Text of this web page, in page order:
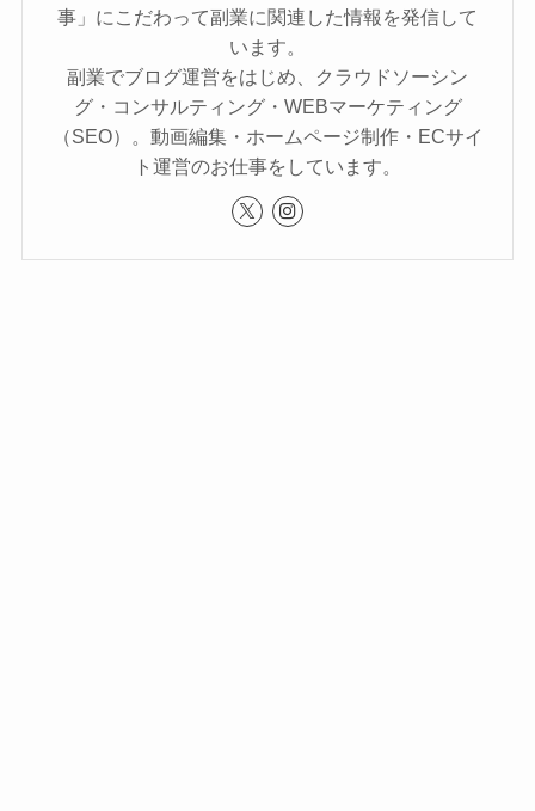
事」にこだわって副業に関連した情報を発信して
います。
副業でブログ運営をはじめ、クラウドソーシン
グ・コンサルティング・WEBマーケティング
（SEO）。動画編集・ホームページ制作・ECサイ
ト運営のお仕事をしています。